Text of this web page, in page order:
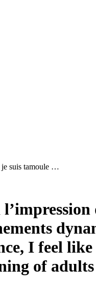
je suis tamoule …
I feel
of